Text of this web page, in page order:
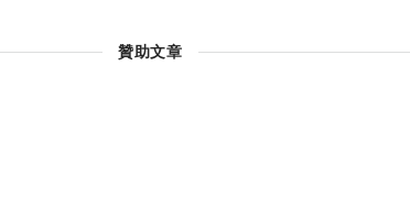
贊助文章